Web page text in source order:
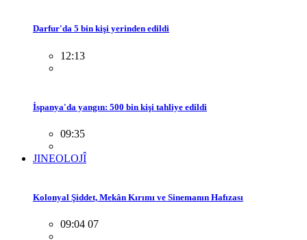
Darfur'da 5 bin kişi yerinden edildi
12:13
İspanya'da yangın: 500 bin kişi tahliye edildi
09:35
JINEOLOJÎ
Kolonyal Şiddet, Mekân Kırımı ve Sinemanın Hafızası
09:04 07